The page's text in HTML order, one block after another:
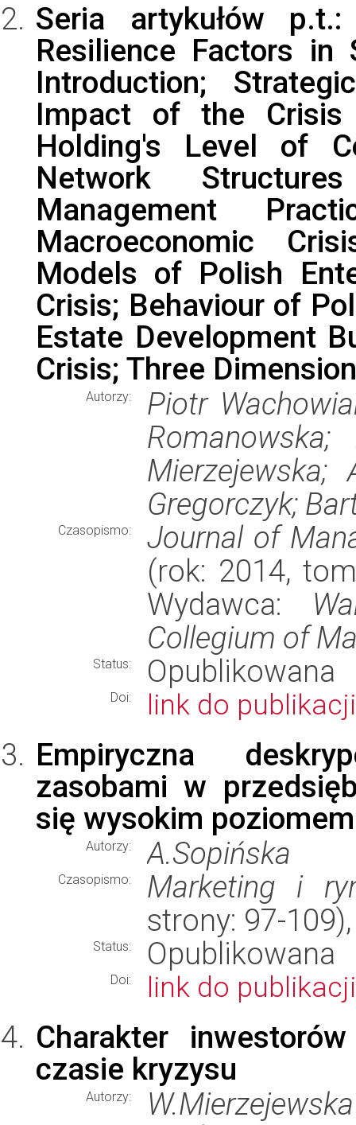
Seria artykułów
Resilience Factors in
Introduction;
Impact of the Crisis
Holding's Level of
Network
Management
Macroeconomic
Models of Polish
Crisis; Behaviour of
Estate Development
Crisis; Three
Autorzy:
Piotr
Mierzejewska;
Gregorczyk;
Czasopismo:
Journal of
(rok: 2014,
Wydawca:
Collegium of
Status: Opublikowana
Doi: link do publikacji
Empiryczna
zasobami w
się wysokim
Autorzy: A.Sopińska
Czasopismo:
Marketing i
strony: 97-
Status: Opublikowana
Doi: link do publikacji
Charakter
czasie kryzysu
Autorzy: W.Mierzejewska